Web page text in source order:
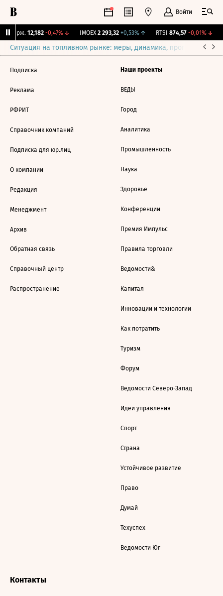
Войти
Бирж. 12,182 -0,47%↓ IMOEX 2 293,32 +0,53%↑ RTSI 874,57 -0,01%↓
Ситуация на топливном рынке: меры, динамика, прогнозы
Подписка
Реклама
РФРИТ
Справочник компаний
Подписка для юр.лиц
О компании
Редакция
Менеджмент
Архив
Обратная связь
Справочный центр
Распространение
Наши проекты
ВЕДЫ
Город
Аналитика
Промышленность
Наука
Здоровье
Конференции
Премия Импульс
Правила торговли
Ведомости&
Капитал
Инновации и технологии
Как потратить
Туризм
Форум
Ведомости Северо-Запад
Идеи управления
Спорт
Страна
Устойчивое развитие
Право
Думай
Техуспех
Ведомости Юг
Контакты